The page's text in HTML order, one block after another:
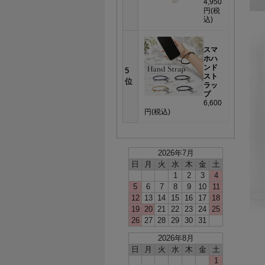
4,950
円(税
込)
5
位
スマ
ホハ
ンド
スト
ラッ
プ
6,600
円(税込)
2026年7月
日
月 火 水 木 金
土
1
2 3
4
5
6 7 8 9 10
11
12
13 14 15 16 17
18
19
20 21 22 23 24
25
26
27 28 29 30 31
2026年8月
日
月 火 水 木 金
土
1